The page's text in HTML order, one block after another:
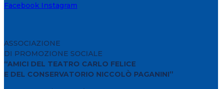
Facebook Instagram
ASSOCIAZIONE
DI PROMOZIONE SOCIALE
“AMICI DEL TEATRO CARLO FELICE
E DEL CONSERVATORIO NICCOLÒ PAGANINI”